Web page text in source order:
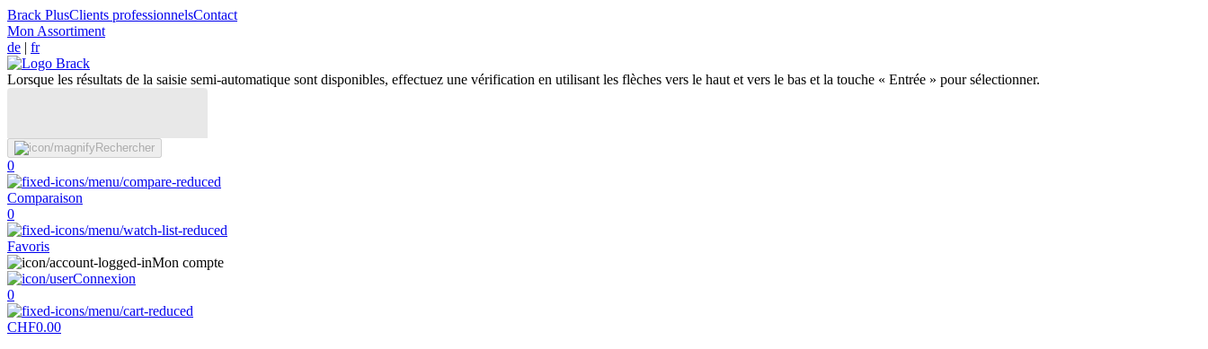
Brack PlusClients professionnelsContact
Mon Assortiment
de | fr
Lorsque les résultats de la saisie semi-automatique sont disponibles, effectuez une vérification en utilisant les flèches vers le haut et vers le bas et la touche « Entrée » pour sélectionner.
Rechercher
0
Comparaison
0
Favoris
Mon compte
Connexion
0
CHF0.00